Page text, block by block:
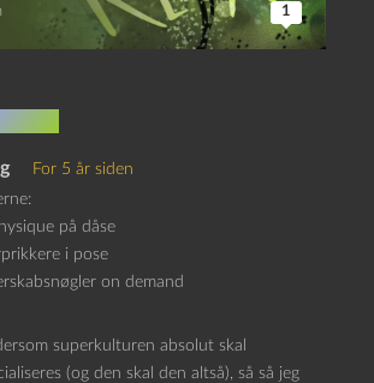
1
For 5 år siden
på dåse
i pose
on demand
superkulturen absolut skal
(og den skal den altså), så så jeg